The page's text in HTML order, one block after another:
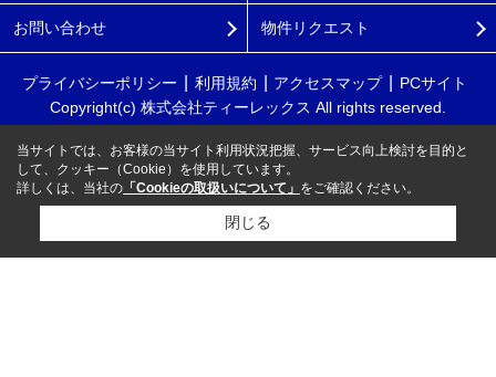
お問い合わせ 物件リクエスト
プライバシーポリシー 利用規約 アクセスマップ
PCサイト
Copyright(c) 株式会社ティーレックス All rights reserved.
当サイトでは、お客様の当サイト利用状況把握、サービス向上検討を目的と
して、クッキー（Cookie）を使用しています。
詳しくは、当社の 「Cookieの取扱いについて」 をご確認ください。
閉じる